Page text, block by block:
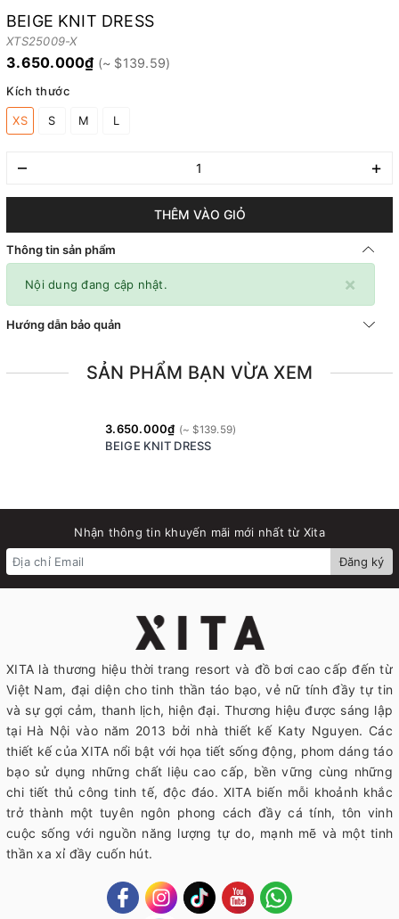
BEIGE KNIT DRESS
XTS25009-X
3.650.000₫
Kích thước
XS S M L
– +
THÊM VÀO GIỎ
Thông tin sản phẩm
×
Nội dung đang cập nhật.
Hướng dẫn bảo quản
SẢN PHẨM BẠN VỪA XEM
3.650.000₫
BEIGE KNIT DRESS
Nhận thông tin khuyến mãi mới nhất từ Xita
Đăng ký
XITA là thương hiệu thời trang resort và đồ bơi cao cấp đến từ
Việt Nam, đại diện cho tinh thần táo bạo, vẻ nữ tính đầy tự tin
và sự gợi cảm, thanh lịch, hiện đại. Thương hiệu được sáng lập
tại Hà Nội vào năm 2013 bởi nhà thiết kế Katy Nguyen. Các
thiết kế của XITA nổi bật với họa tiết sống động, phom dáng táo
bạo sử dụng những chất liệu cao cấp, bền vững cùng những
chi tiết thủ công tinh tế, độc đáo. XITA biến mỗi khoảnh khắc
trở thành một tuyên ngôn phong cách đầy cá tính, tôn vinh
cuộc sống với nguồn năng lượng tự do, mạnh mẽ và một tinh
thần xa xỉ đầy cuốn hút.